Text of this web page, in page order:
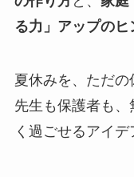
る力」アップのヒ
夏休みを、ただ
先生も保護者も
く過ごせるアイデ